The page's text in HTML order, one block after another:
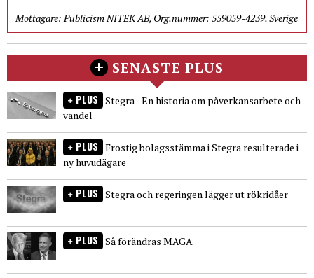
Mottagare: Publicism NITEK AB, Org.nummer: 559059-4239. Sverige
SENASTE PLUS
PLUS Stegra - En historia om påverkansarbete och
vandel
PLUS Frostig bolagsstämma i Stegra resulterade i
ny huvudägare
PLUS Stegra och regeringen lägger ut rökridåer
PLUS Så förändras MAGA